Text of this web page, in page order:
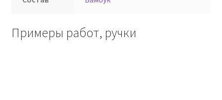
Примеры работ, ручки